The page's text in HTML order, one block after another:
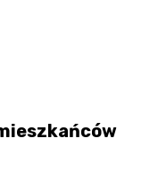
Twierdzy